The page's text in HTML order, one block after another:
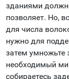
зданиями
позволяет. Но,
для числа
нужно для
затем умножьте
необходимый
собираетесь